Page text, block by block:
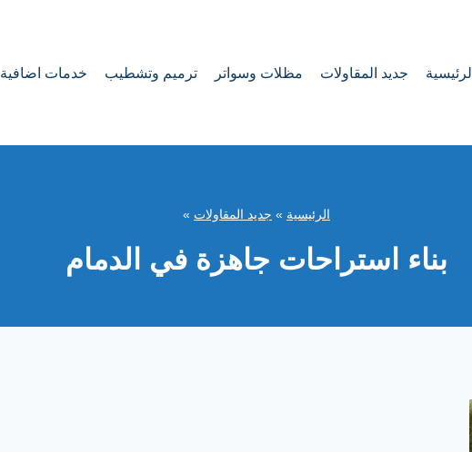
الرئيسية جديد المقاولات مظلات وسواتر ترميم وتشطيب خدمات اضافية
الرئيسية » جديد المقاولات »
بناء استراحات جاهزة في الدمام